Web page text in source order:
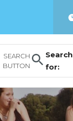
Search
for:
SEARCH
BUTTON